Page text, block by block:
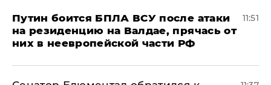
Путин боится БПЛА ВСУ после атаки
на резиденцию на Валдае, прячась от
них в неевропейской части РФ
11:51